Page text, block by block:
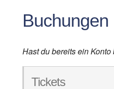
Buchungen
Hast du bereits ein
Tickets